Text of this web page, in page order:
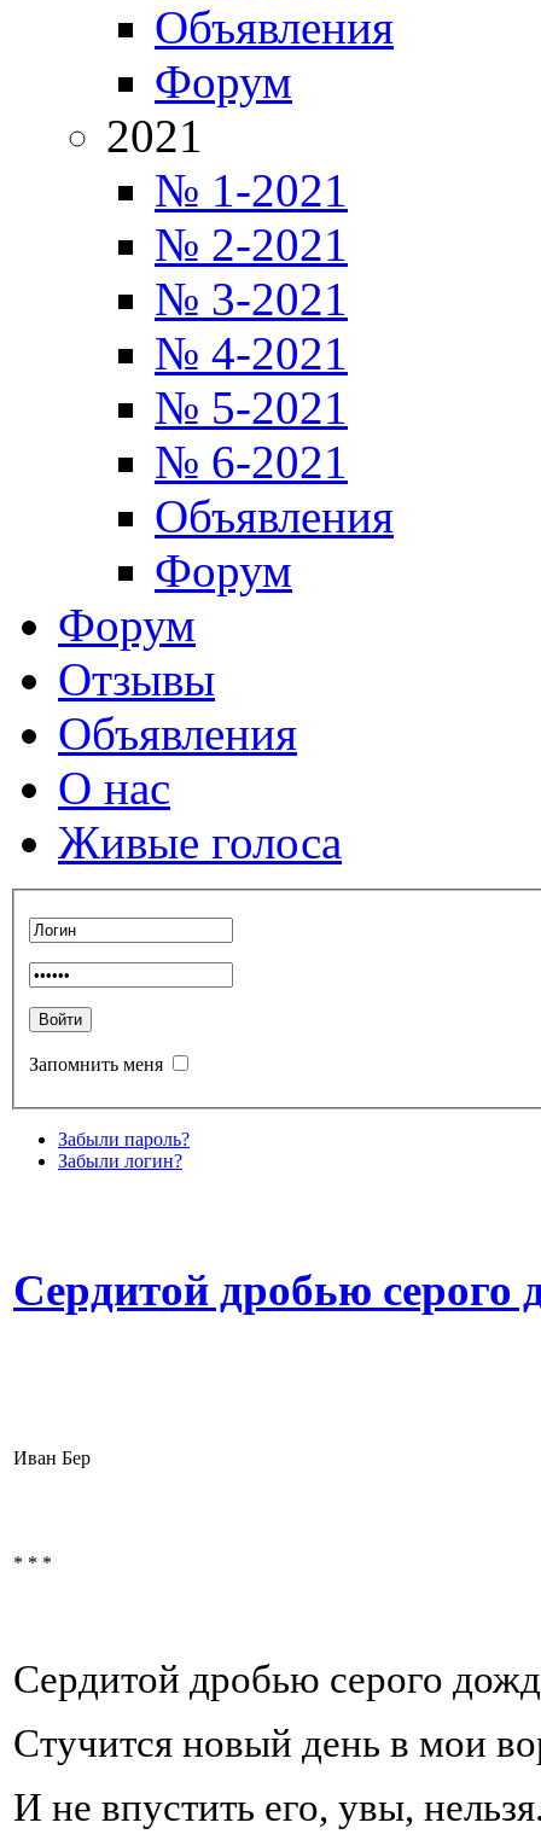
Объявления
Форум
2021
№ 1-2021
№ 2-2021
№ 3-2021
№ 4-2021
№ 5-2021
№ 6-2021
Объявления
Форум
Форум
Отзывы
Объявления
О нас
Живые голоса
Запомнить меня
Забыли пароль?
Забыли логин?
Сердитой дробью серого
Иван Бер
* * *
Сердитой дробью серого
Стучится новый день в мои
И не впустить его, увы,